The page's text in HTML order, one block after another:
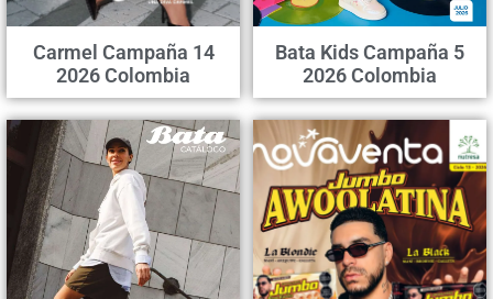
Carmel Campaña 14
2026 Colombia
Bata Kids Campaña 5
2026 Colombia